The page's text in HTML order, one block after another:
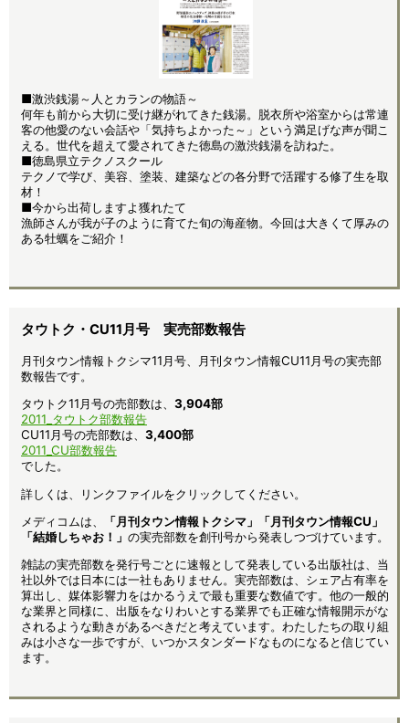
■激渋銭湯～人とカランの物語～
何年も前から大切に受け継がれてきた銭湯。脱衣所や浴室からは常連
客の他愛のない会話や「気持ちよかった～」という満足げな声が聞こ
える。世代を超えて愛されてきた徳島の激渋銭湯を訪ねた。
■徳島県立テクノスクール
テクノで学び、美容、塗装、建築などの各分野で活躍する修了生を取
材！
■今から出荷しますよ獲れたて
漁師さんが我が子のように育てた旬の海産物。今回は大きくて厚みの
ある牡蠣をご紹介！
タウトク・CU11月号 実売部数報告
月刊タウン情報トクシマ11月号、月刊タウン情報CU11月号の実売部
数報告です。
タウトク11月号の売部数は、 3,904部
2011_タウトク部数報告
CU11月号の売部数は、 3,400部
2011_CU部数報告
でした。
詳しくは、リンクファイルをクリックしてください。
メディコムは、
「月刊タウン情報トクシマ」「月刊タウン情報CU」
「結婚しちゃお！」 の実売部数を創刊号から発表しつづけています。
雑誌の実売部数を発行号ごとに速報として発表している出版社は、当
社以外では日本には一社もありません。実売部数は、シェア占有率を
算出し、媒体影響力をはかるうえで最も重要な数値です。他の一般的
な業界と同様に、出版をなりわいとする業界でも正確な情報開示がな
されるような動きがあるべきだと考えています。わたしたちの取り組
みは小さな一歩ですが、いつかスタンダードなものになると信じてい
ます。